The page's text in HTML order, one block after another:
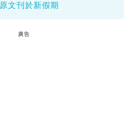
原文刊於新假期
廣告